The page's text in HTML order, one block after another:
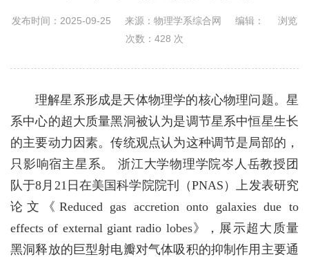
发布时间：2025-09-25 来源：物理学系综合网 编辑：
浏览
次数： 428 次
理解星系形成是天体物理学的核心物理问题。星
系中心的超大质量黑洞被认为是调节星系中恒星生长
的主要动力因素。传统观点认为这种调节是局部的，
只影响宿主星系。 浙江大学物理学院岑人岳教授团
队于8月21日在美国科学院院刊
（PNAS）上发表研究
论文
《Reduced gas accretion onto galaxies due to
effects of external giant radio lobes》， 展示超大质量
黑洞释放的巨型射电瓣对气体吸积的抑制作用主要通